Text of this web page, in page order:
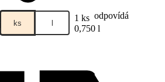
ks l 1 ks odpovídá
0,750 l